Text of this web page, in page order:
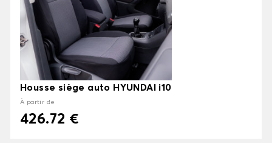
Housse siège auto HYUNDAI i10
À partir de
426.72 €